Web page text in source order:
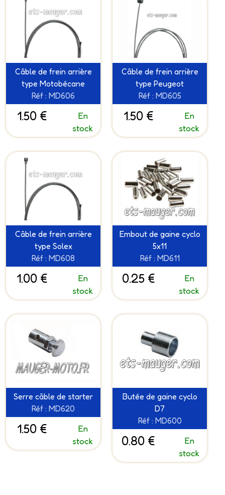
Câble de frein arrière
type Motobécane
Réf : MD606
1.50 €
En
stock
Câble de frein arrière
type Peugeot
Réf : MD605
1.50 €
En
stock
Câble de frein arrière
type Solex
Réf : MD608
1.00 €
En
stock
Embout de gaine cyclo
5x11
Réf : MD611
0.25 €
En
stock
Serre câble de starter
Réf : MD620
1.50 €
En
stock
Butée de gaine cyclo
D7
Réf : MD600
0.80 €
En
stock